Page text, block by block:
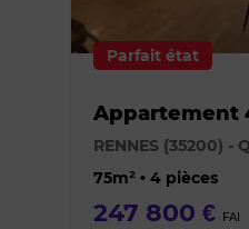
Parfait état
Appartement
RENNES (35200) -
75m² • 4 pièces
247 800 € FAI